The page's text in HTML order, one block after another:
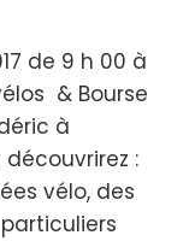
de 9 h 00 à
& Bourse
à
découvrirez :
vélo, des